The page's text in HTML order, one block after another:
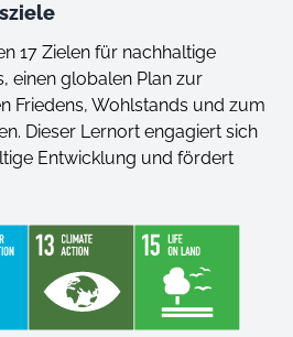
17 Zielen für nachhaltige
einen globalen Plan zur
Friedens, Wohlstands und zum
Dieser Lernort engagiert sich
Entwicklung und fördert